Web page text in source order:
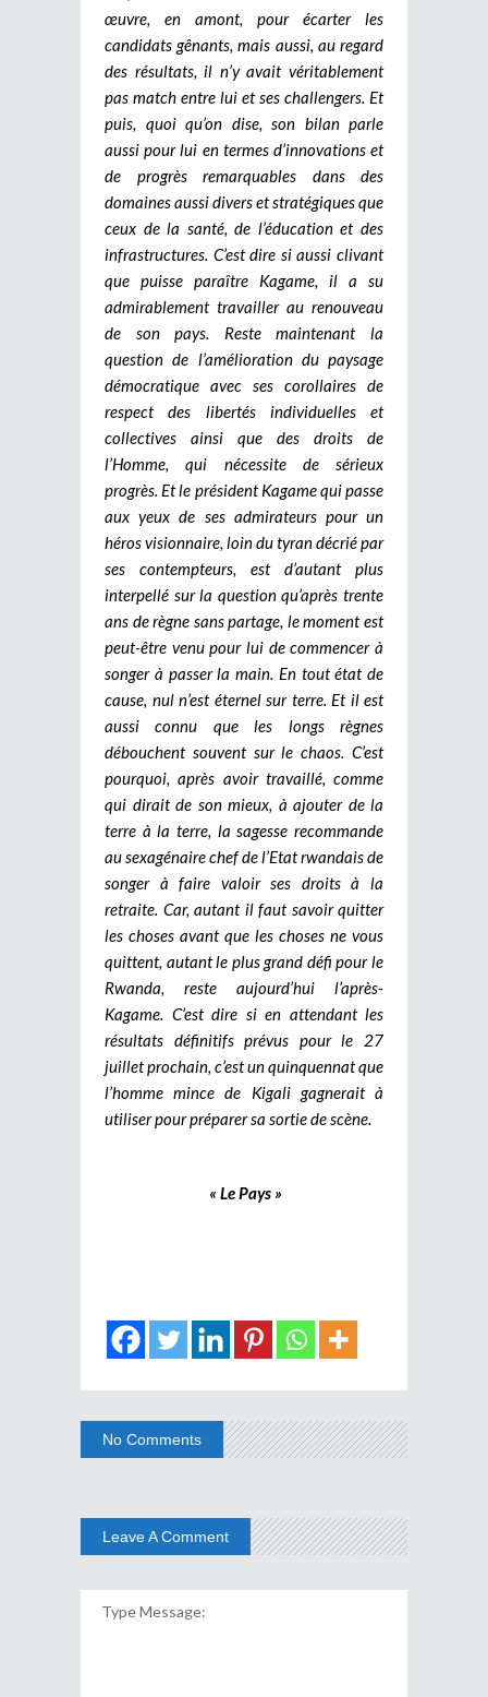
œuvre, en amont, pour écarter les
candidats gênants, mais aussi, au regard
des résultats, il n’y avait véritablement
pas match entre lui et ses challengers. Et
puis, quoi qu’on dise, son bilan parle
aussi pour lui en termes d’innovations et
de progrès remarquables dans des
domaines aussi divers et stratégiques que
ceux de la santé, de l’éducation et des
infrastructures. C’est dire si aussi clivant
que puisse paraître Kagame, il a su
admirablement travailler au renouveau
de son pays. Reste maintenant la
question de l’amélioration du paysage
démocratique avec ses corollaires de
respect des libertés individuelles et
collectives ainsi que des droits de
l’Homme, qui nécessite de sérieux
progrès. Et le président Kagame qui passe
aux yeux de ses admirateurs pour un
héros visionnaire, loin du tyran décrié par
ses contempteurs, est d’autant plus
interpellé sur la question qu’après trente
ans de règne sans partage, le moment est
peut-être venu pour lui de commencer à
songer à passer la main. En tout état de
cause, nul n’est éternel sur terre. Et il est
aussi connu que les longs règnes
débouchent souvent sur le chaos. C’est
pourquoi, après avoir travaillé, comme
qui dirait de son mieux, à ajouter de la
terre à la terre, la sagesse recommande
au sexagénaire chef de l’Etat rwandais de
songer à faire valoir ses droits à la
retraite. Car, autant il faut savoir quitter
les choses avant que les choses ne vous
quittent, autant le plus grand défi pour le
Rwanda, reste aujourd’hui l’après-
Kagame. C’est dire si en attendant les
résultats définitifs prévus pour le 27
juillet prochain, c’est un quinquennat que
l’homme mince de Kigali gagnerait à
utiliser pour préparer sa sortie de scène.
« Le Pays »
No Comments
Leave A Comment